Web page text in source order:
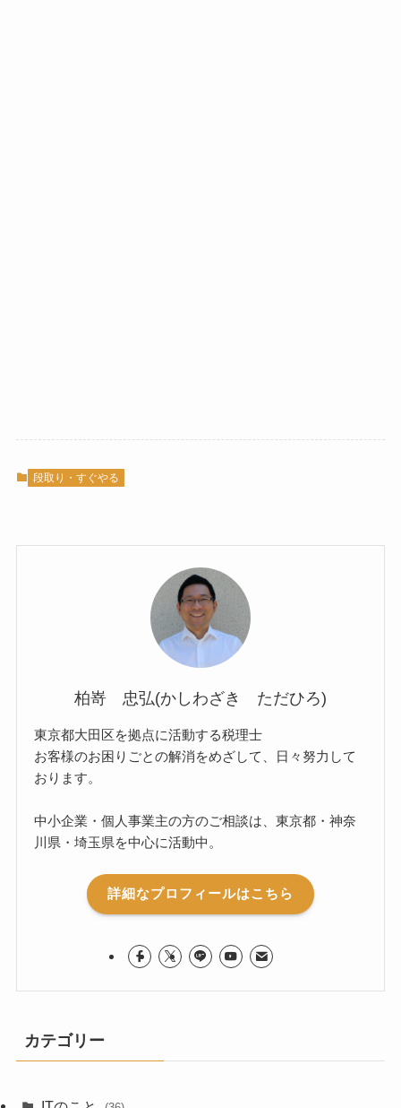
段取り・すぐやる
柏嵜 忠弘(かしわざき ただひろ)
東京都大田区を拠点に活動する税理士
お客様のお困りごとの解消をめざして、日々努力して
おります。
中小企業・個人事業主の方のご相談は、東京都・神奈
川県・埼玉県を中心に活動中。
詳細なプロフィールはこちら
カテゴリー